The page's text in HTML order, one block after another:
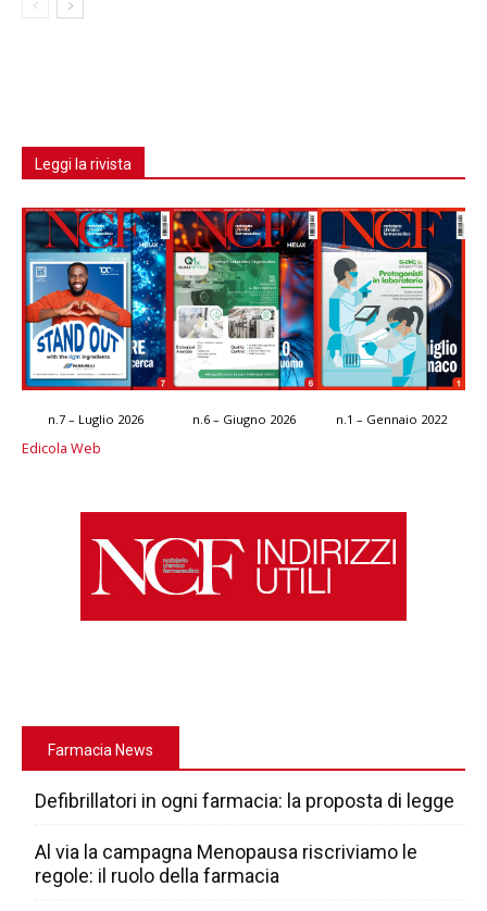
Leggi la rivista
n.7 – Luglio 2026 n.6 – Giugno 2026 n.1 – Gennaio 2022
Edicola Web
Farmacia News
Defibrillatori in ogni farmacia: la proposta di legge
Al via la campagna Menopausa riscriviamo le
regole: il ruolo della farmacia